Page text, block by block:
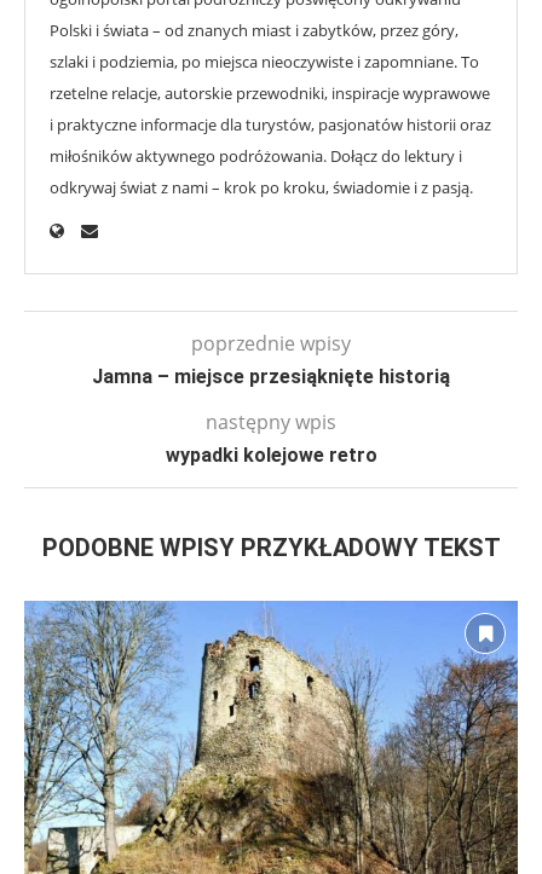
Polski i świata – od znanych miast i zabytków, przez góry,
szlaki i podziemia, po miejsca nieoczywiste i zapomniane. To
rzetelne relacje, autorskie przewodniki, inspiracje wyprawowe
i praktyczne informacje dla turystów, pasjonatów historii oraz
miłośników aktywnego podróżowania. Dołącz do lektury i
odkrywaj świat z nami – krok po kroku, świadomie i z pasją.
poprzednie wpisy
Jamna – miejsce przesiąknięte historią
następny wpis
wypadki kolejowe retro
PODOBNE WPISY PRZYKŁADOWY TEKST